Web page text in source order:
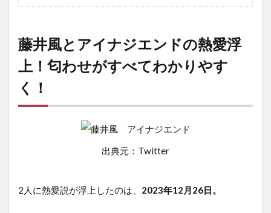
藤井風とアイナジエンドの熱愛浮
上！匂わせがすべてわかりやす
く！
出典元：Twitter
2人に熱愛説が浮上したのは、 2023年12月26日。